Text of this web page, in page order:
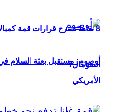
8 نقاط تشرح قرارات قمة
الصومال؟
أوصوم: مستقبل بعثة السلام
الأمريكي